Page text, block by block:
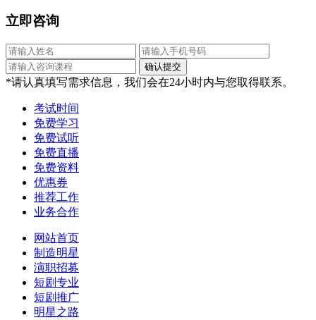
立即咨询
*请认真填写需求信息，我们会在24小时内与您取得联系。
考试时间
免费学习
免费试听
免费直播
免费资料
优惠券
推荐工作
业务合作
网站首页
制造明星
演职招募
短剧专业
短剧推广
明星之路